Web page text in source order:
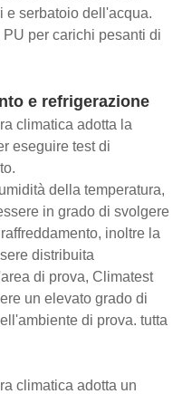
e serbatoio dell'acqua.
PU per carichi pesanti di
e refrigerazione
climatica adotta la
eseguire test di
della temperatura,
in grado di svolgere
inoltre la
distribuita
di prova, Climatest
un elevato grado di
di prova. tutta
climatica adotta un